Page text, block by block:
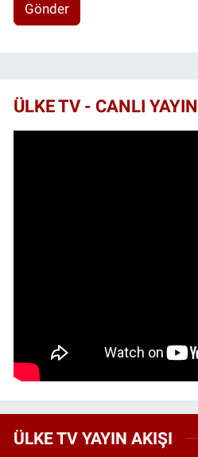
Gönder
ÜLKE TV - CANLI YAYIN
ÜLKE TV YAYIN AKIŞI